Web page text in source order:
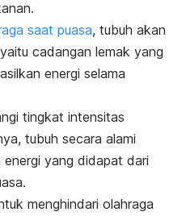
saat puasa, tubuh akan
cadangan lemak yang
energi selama
tingkat intensitas
tubuh secara alami
yang didapat dari
menghindari olahraga